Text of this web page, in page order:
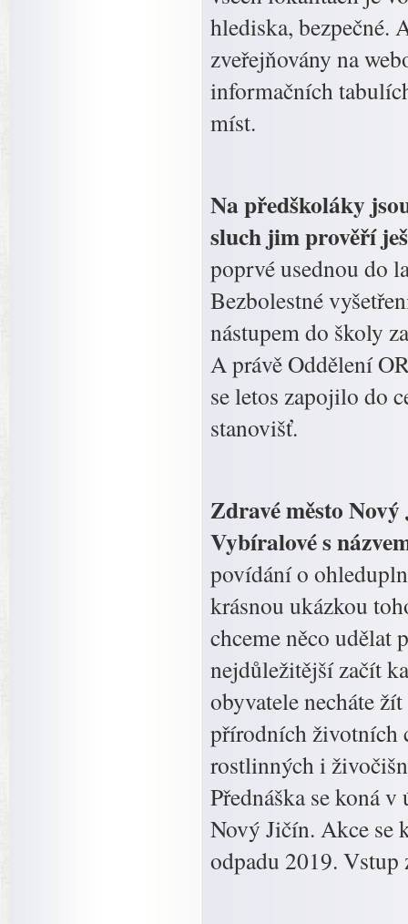
hlediska, bezpečné.
zveřejňovány na
informačních
míst.
Na předškoláky
sluch jim prověří
poprvé usednou do
Bezbolestné
nástupem do školy
A právě Oddělení
se letos zapojilo do
stanovišť.
Zdravé město
Vybíralové s
povídání o
krásnou ukázkou
chceme něco udělat
nejdůležitější začít
obyvatele necháte
přírodních životních
rostlinných i
Přednáška se koná
Nový Jičín. Akce se
odpadu 2019. Vstup